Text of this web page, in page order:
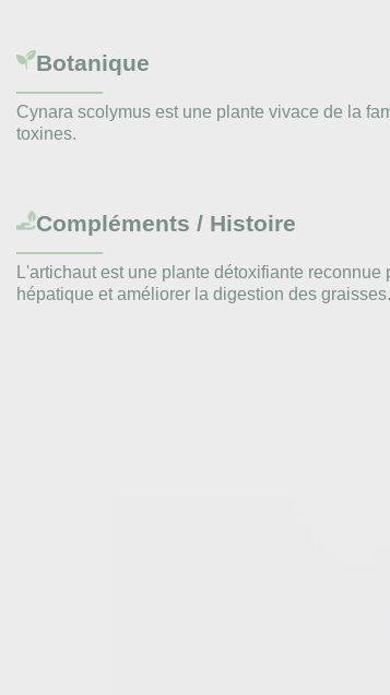
Botanique
Cynara scolymus est une plante vivace de la
toxines.
Compléments / Histoire
L'artichaut est une plante détoxifiante
hépatique et améliorer la digestion des graisses.